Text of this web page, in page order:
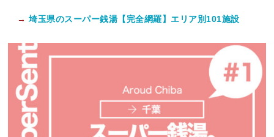
→ 埼玉県のスーパー銭湯【完全網羅】エリア別101施設